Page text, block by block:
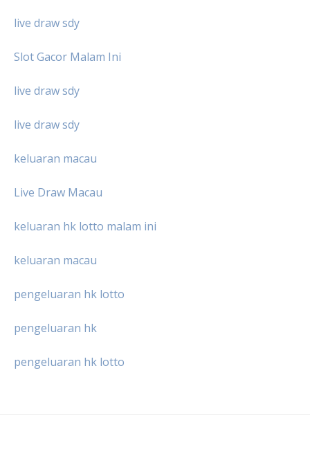
live draw sdy
Slot Gacor Malam Ini
live draw sdy
live draw sdy
keluaran macau
Live Draw Macau
keluaran hk lotto malam ini
keluaran macau
pengeluaran hk lotto
pengeluaran hk
pengeluaran hk lotto